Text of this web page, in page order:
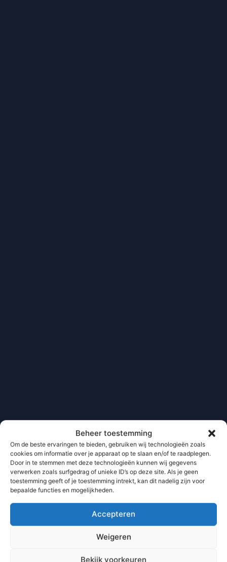
Beheer toestemming
Om de beste ervaringen te bieden, gebruiken wij technologieën zoals
cookies om informatie over je apparaat op te slaan en/of te raadplegen.
Door in te stemmen met deze technologieën kunnen wij gegevens
verwerken zoals surfgedrag of unieke ID’s op deze site. Als je geen
toestemming geeft of je toestemming intrekt, kan dit nadelig zijn voor
bepaalde functies en mogelijkheden.
Accepteren
Weigeren
Bekijk voorkeuren